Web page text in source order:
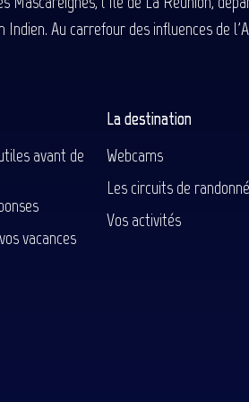
Au carrefour des influences de
avant de
vacances
La destination
Webcams
Les circuits de
Vos activités